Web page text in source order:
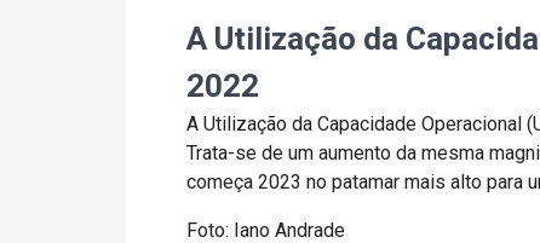
A Utilização da
2022
A Utilização da Capacidade Operacional
Trata-se de um aumento da mesma
começa 2023 no patamar mais alto para
Foto: Iano Andrade